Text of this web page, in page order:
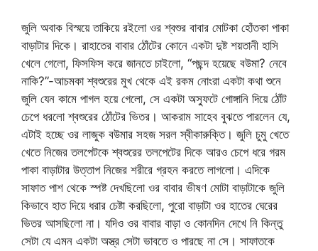
জুলি অবাক বিস্ময়ে তাকিয়ে রইলো ওর শ্বশুর বাবার মোটকা হোঁতকা পাকা
বাড়াটার দিকে। রাহাতের বাবার ঠোঁটের কোনে একটা দুষ্ট শয়তানী হাসি
খেলে গেলো, ফিসফিস করে জানতে চাইলো, “পছন্দ হয়েছে বউমা? নেবে
নাকি?”-আচমকা শ্বশুরের মুখ থেকে এই রকম নোংরা একটা কথা শুনে
জুলি যেন কামে পাগল হয়ে গেলো, সে একটা অস্ফুটে গোঙ্গানি দিয়ে ঠোঁট
চেপে ধরলো শ্বশুরের ঠোঁটের ভিতর। আকরাম সাহেব বুঝতে পারলেন যে,
এটাই হচ্ছে ওর লাজুক বউমার সহজ সরল স্বীকারুক্তি। জুলি চুমু খেতে
খেতে নিজের তলপেটকে শ্বশুরের তলপেটের দিকে আরও চেপে ধরে গরম
পাকা বাড়াটার উত্তাপ নিজের শরীরে গ্রহন করতে লাগলো। এদিকে
সাফাত পাশ থেকে স্পষ্ট দেখছিলো ওর বাবার ভীষণ মোটা বাড়াটাকে জুলি
কিভাবে হাত দিয়ে ধরার চেষ্টা করছিলো, পুরো বাড়াটা ওর হাতের ঘেরের
ভিতর আসছিলো না। যদিও ওর বাবার বাড়া ও কোনদিন দেখে নি কিন্তু
সেটা যে এমন একটা অস্ত্র সেটা ভাবতে ও পারছে না সে। সাফাতকে